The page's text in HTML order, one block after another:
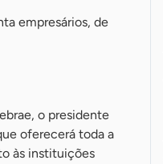
empresários, de
o presidente
oferecerá toda a
às instituições